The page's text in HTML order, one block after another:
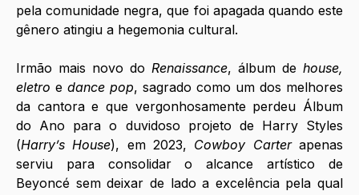
pela comunidade negra, que foi apagada quando este
gênero atingiu a hegemonia cultural.
Irmão mais novo do Renaissance, álbum de house,
eletro e dance pop, sagrado como um dos melhores
da cantora e que vergonhosamente perdeu Álbum
do Ano para o duvidoso projeto de Harry Styles
(Harry’s House), em 2023, Cowboy Carter apenas
serviu para consolidar o alcance artístico de
Beyoncé sem deixar de lado a excelência pela qual